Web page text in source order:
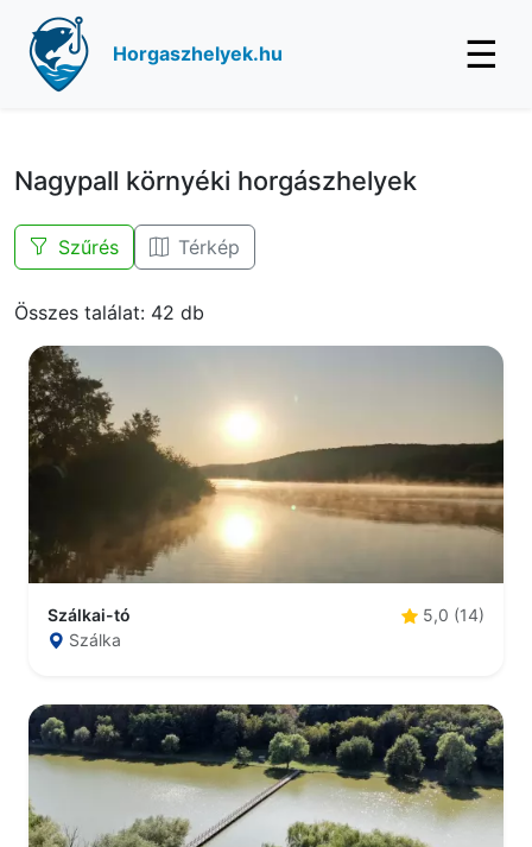
Horgaszhelyek.hu ☰
Nagypall környéki horgászhelyek
Szűrés Térkép
Összes találat: 42 db
Szálkai-tó
5,0 (14)
Szálka